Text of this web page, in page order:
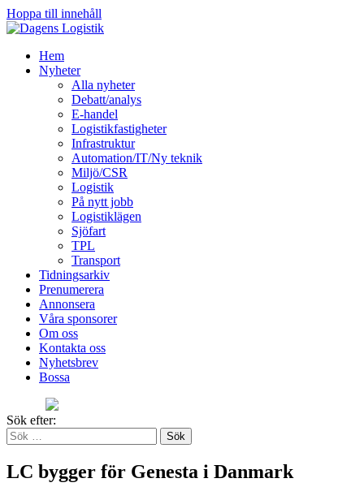
Hoppa till innehåll
Hem
Nyheter
Alla nyheter
Debatt/analys
E-handel
Logistikfastigheter
Infrastruktur
Automation/IT/Ny teknik
Miljö/CSR
Logistik
På nytt jobb
Logistiklägen
Sjöfart
TPL
Transport
Tidningsarkiv
Prenumerera
Annonsera
Våra sponsorer
Om oss
Kontakta oss
Nyhetsbrev
Bossa
Sök efter:
LC bygger för Genesta i Danmark